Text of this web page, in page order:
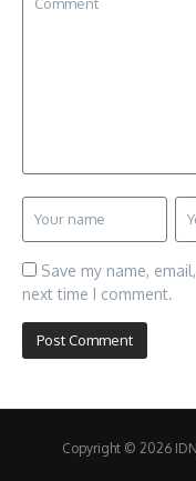
Save my name,
next time I comment.
Copyright © 2026